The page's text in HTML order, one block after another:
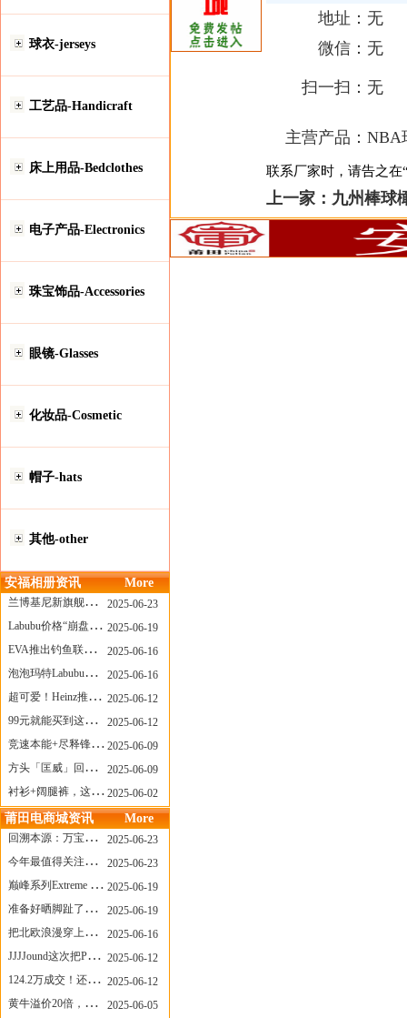
球衣-jerseys
工艺品-Handicraft
床上用品-Bedclothes
电子产品-Electronics
珠宝饰品-Accessories
眼镜-Glasses
化妆品-Cosmetic
帽子-hats
其他-other
安福相册资讯 More
兰博基尼新旗舰曝光？这台顶级超跑或将在8月登场
2025-06-23
Labubu价格“崩盘”？618当日泡泡玛特预售补货量超200W！
2025-06-19
EVA推出钓鱼联名套装，初号机也能当“假饵”？
2025-06-16
泡泡玛特Labubu新品发售上演“拳王争霸”......
2025-06-16
超可爱！Heinz推出星之卡比合作款番茄酱！
2025-06-12
99元就能买到这样颜值的太阳镜？优衣库夏季墨镜系列
2025-06-12
竞速本能+尽释锋芒——罗杰杜彼Roger+Dubuis王者竞速系列飞返计时码表燃擎赛道
2025-06-09
方头「匡威」回归！日系简约里的小心思
2025-06-09
衬衫+阔腿裤，这样穿美出新高度！
2025-06-02
莆田电商城资讯 More
回溯本源：万宝龙推出明星系列都市灰腕表新作
2025-06-23
今年最值得关注的AF1！KOBE x AF1 明日发售
2025-06-23
巅峰系列Extreme Diver潜水腕表与Revival Diver复刻版潜水腕表共同推出“暗影款”新作
2025-06-19
准备好晒脚趾了吗？透明款 AF1 要回归了
2025-06-19
把北欧浪漫穿上脚，Cecilie Bahnsen x ASICS
2025-06-16
JJJJound这次把PUMA改得好安静
2025-06-12
124.2万成交！还有什么是Labubu做不到的？
2025-06-12
黄牛溢价20倍，「Labubu」3.0市价大盘点！假货比正品还贵...
2025-06-05
地址： 无
微信： 无
扫一扫： 无
主营产品： NBA
联系厂家时，请告之在
上一家： 九州棒球